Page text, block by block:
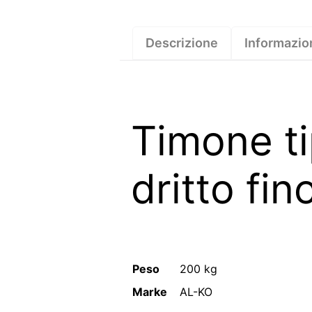
Descrizione
Timone
dritto
Peso
200 kg
Marke
AL-KO